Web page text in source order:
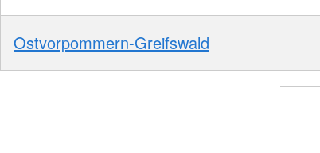
Ostvorpommern-Greifswald